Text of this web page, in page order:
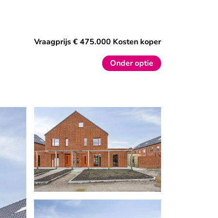
Vraagprijs € 475.000 Kosten koper
Onder optie